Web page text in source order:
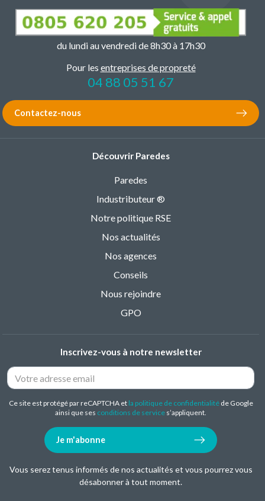
du lundi au vendredi de 8h30 à 17h30
Pour les entreprises de propreté
04 88 05 51 67
Contactez-nous
Découvrir Paredes
Paredes
Industributeur ®
Notre politique RSE
Nos actualités
Nos agences
Conseils
Nous rejoindre
GPO
Inscrivez-vous à notre newsletter
Ce site est protégé par reCAPTCHA et la politique de confidentialitéde Google
ainsi que ses conditions de service s’appliquent.
Je m'abonne
Vous serez tenus informés de nos actualités et vous pourrez vous
désabonner à tout moment.